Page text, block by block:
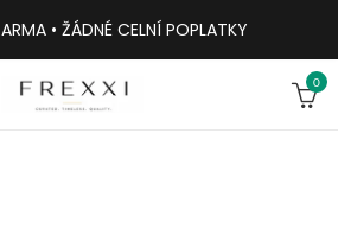
• ŽÁDNÉ CELNÍ POPLATKY
0